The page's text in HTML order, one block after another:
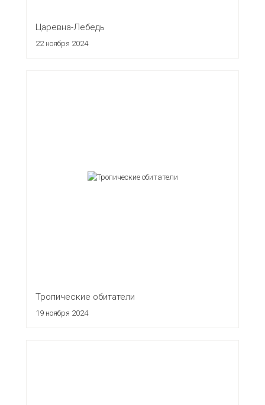
Царевна-Лебедь
22 ноября 2024
Тропические обитатели
19 ноября 2024